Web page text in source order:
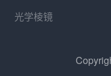
光学棱镜